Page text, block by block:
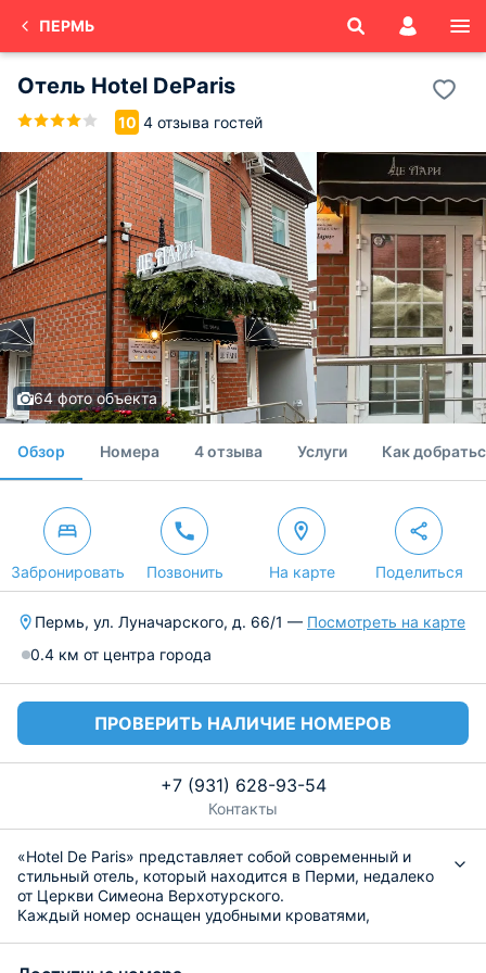
ПЕРМЬ
Отель Hotel DeParis
10 4 отзыва гостей
64 фото объекта
Обзор Номера 4 отзыва Услуги Как
Забронировать Позвонить На карте Поделиться
Пермь, ул. Луначарского, д. 66/1 — Посмотреть на карте
0.4 км от центра города
ПРОВЕРИТЬ НАЛИЧИЕ НОМЕРОВ
+7 (931) 628-93-54
Контакты
«Hotel De Paris» представляет собой современный и
стильный отель, который находится в Перми, недалеко
от Церкви Симеона Верхотурского.
Каждый номер оснащен удобными кроватями,